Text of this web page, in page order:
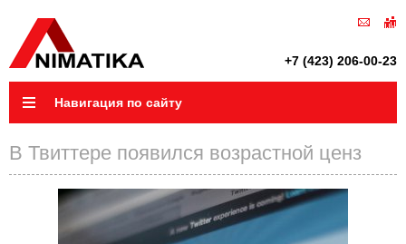
+7 (423) 206-00-23
Навигация по сайту
В Твиттере появился возрастной ценз